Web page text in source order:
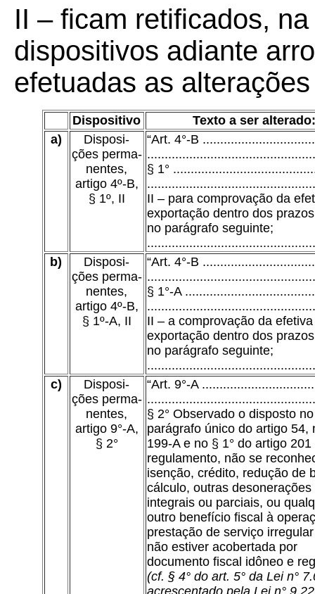
II – ficam retificados,
dispositivos adiante
efetuadas as
Dispositivo
Texto a ser
a)
Disposi-
ções perma-
nentes,
artigo 4º-B,
§ 1º, II
“Art. 4°-B
§ 1°
II – para comprovação da
exportação dentro dos
no parágrafo seguinte;
b)
Disposi-
ções perma-
nentes,
artigo 4º-B,
§ 1º-A, II
“Art. 4°-B
§ 1°-A
II – a comprovação da efetiva
exportação dentro dos
no parágrafo seguinte;
c)
Disposi-
ções perma-
nentes,
artigo 9°-A,
§ 2°
“Art. 9°-A
§ 2° Observado o disposto no
parágrafo único do artigo 54,
199-A e no § 1° do artigo
regulamento, não se
isenção, crédito, redução de
cálculo, outras desonerações
integrais ou parciais, ou
outro benefício fiscal à
prestação de serviço
não estiver acobertada por
documento fiscal idôneo e
(cf. § 4° do art. 5° da Lei n°
acrescentado pela Lei n°